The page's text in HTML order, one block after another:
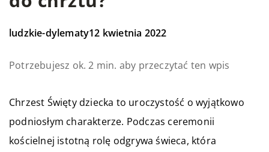
ludzkie-dylematy12 kwietnia 2022
Potrzebujesz ok. 2 min. aby przeczytać ten wpis
Chrzest Święty dziecka to uroczystość o wyjątkowo
podniosłym charakterze. Podczas ceremonii
kościelnej istotną rolę odgrywa świeca, która